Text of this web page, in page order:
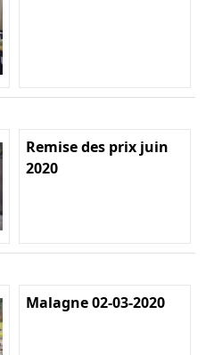
Remise des prix juin
2020
Malagne 02-03-2020